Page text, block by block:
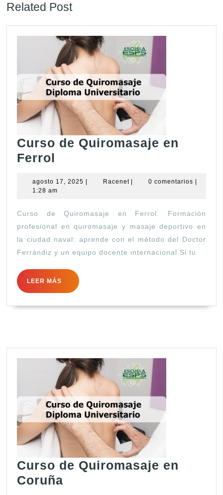
Related Post
Curso de Quiromasaje en
Ferrol
Quiromasaje
Ferrol
agosto 17, 2025 agostoRacenetRacenet0 comentarios
1:28 am
Curso de Quiromasaje en Ferrol. Formación
profesional en quiromasaje y masaje deportivo en
la ciudad naval: aprende con el método del Doctor
Ferrándiz y un equipo docente internacional Si tu
LEER MÁS
LEER
MÁS
Curso de Quiromasaje en
Coruña